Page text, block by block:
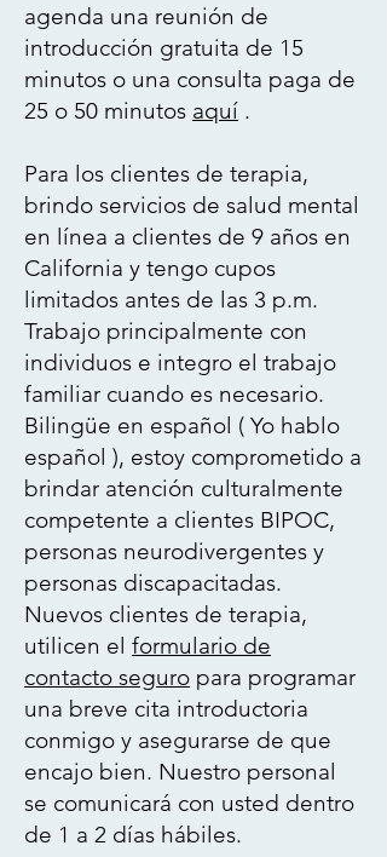
agenda una reunión de
introducción gratuita de 15
minutos o una consulta paga de
25 o 50 minutos aquí .
​Para los clientes de terapia,
brindo servicios de salud mental
en línea a clientes de 9 años en
California y tengo cupos
limitados antes de las 3 p.m.
Trabajo principalmente con
individuos e integro el trabajo
familiar cuando es necesario.
Bilingüe en español ( Yo hablo
español ), estoy comprometido a
brindar atención culturalmente
competente a clientes BIPOC,
personas neurodivergentes y
personas discapacitadas.
Nuevos clientes de terapia,
utilicen el formulario de
contacto seguro para programar
una breve cita introductoria
conmigo y asegurarse de que
encajo bien. Nuestro personal
se comunicará con usted dentro
de 1 a 2 días hábiles.